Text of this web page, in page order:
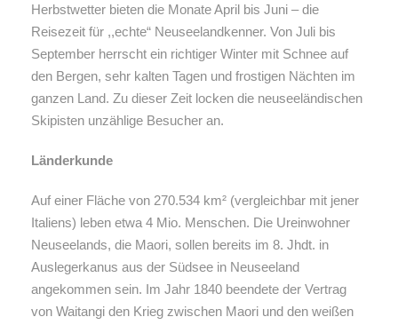
Herbstwetter bieten die Monate April bis Juni – die
Reisezeit für ,,echte“ Neuseelandkenner. Von Juli bis
September herrscht ein richtiger Winter mit Schnee auf
den Bergen, sehr kalten Tagen und frostigen Nächten im
ganzen Land. Zu dieser Zeit locken die neuseeländischen
Skipisten unzählige Besucher an.
Länderkunde
Auf einer Fläche von 270.534 km² (vergleichbar mit jener
Italiens) leben etwa 4 Mio. Menschen. Die Ureinwohner
Neuseelands, die Maori, sollen bereits im 8. Jhdt. in
Auslegerkanus aus der Südsee in Neuseeland
angekommen sein. Im Jahr 1840 beendete der Vertrag
von Waitangi den Krieg zwischen Maori und den weißen